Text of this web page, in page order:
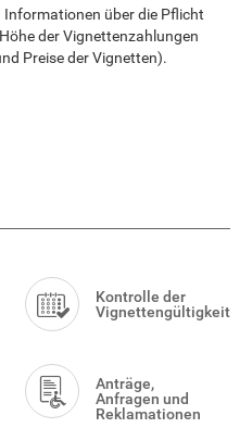
Informationen über die Pflicht
der Vignettenzahlungen
Preise der Vignetten).
Kontrolle der
Vignettengültigkeit
Anträge,
Anfragen und
Reklamationen